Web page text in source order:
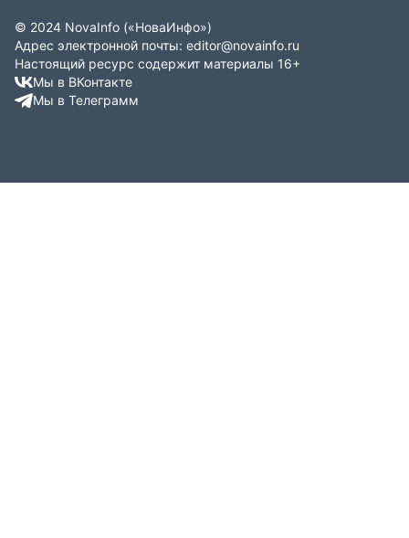
© 2024 NovaInfo («НоваИнфо»)
Адрес электронной почты: editor@novainfo.ru
Настоящий ресурс содержит материалы 16+
Мы в ВКонтакте
Мы в Телеграмм